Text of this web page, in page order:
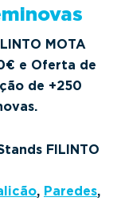
MOTA
e Oferta de
de +250
FILINTO
, Paredes,